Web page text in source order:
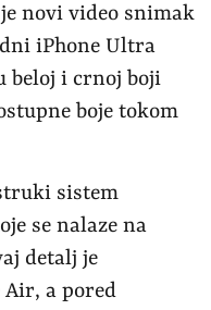
novi video snimak
iPhone Ultra
beloj i crnoj boji
boje tokom
sistem
se nalaze na
detalj je
a pored